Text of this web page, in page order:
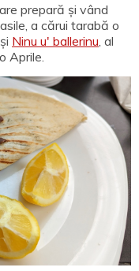
prepară și vând
a cărui tarabă o
și Ninu u' ballerinu , al
Aprile.